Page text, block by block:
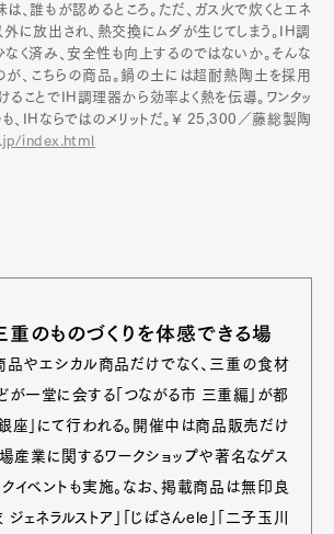
、誰もが認めるところ。ただ、ガス火で炊くとエネ
に放出され、熱交換にムダが生じてしまう。IH調
く済み、安全性も向上するのではないか。そんな
、こちらの商品。鍋の土には超耐熱陶土を採用
ることでIH調理器から効率よく熱を伝導。ワンタッ
、IHならではのメリットだ。¥ 25,300／藤総製陶
index.html
のものづくりを体感できる場
品やエシカル商品だけでなく、三重の食材
が一堂に会する「つながる市 三重編」が都
座」にて行われる。開催中は商品販売だけ
産業に関するワークショップや著名なゲス
クイベントも実施。なお、掲載商品は無印良
ェネラルストア」「じばさんele」「二子玉川